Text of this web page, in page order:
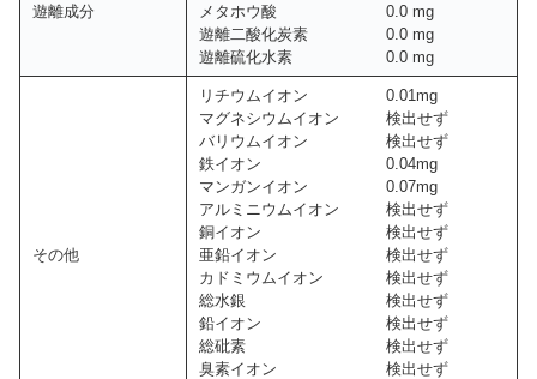
遊離成分
メタホウ酸 0.0 mg
遊離二酸化炭素 0.0 mg
遊離硫化水素 0.0 mg
その他
リチウムイオン 0.01mg
マグネシウムイオン 検出せず
バリウムイオン 検出せず
鉄イオン 0.04mg
マンガンイオン 0.07mg
アルミニウムイオン 検出せず
銅イオン 検出せず
亜鉛イオン 検出せず
カドミウムイオン 検出せず
総水銀 検出せず
鉛イオン 検出せず
総砒素 検出せず
臭素イオン 検出せず